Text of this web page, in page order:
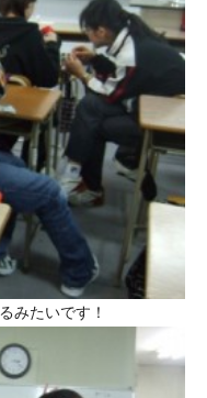
みたいです！